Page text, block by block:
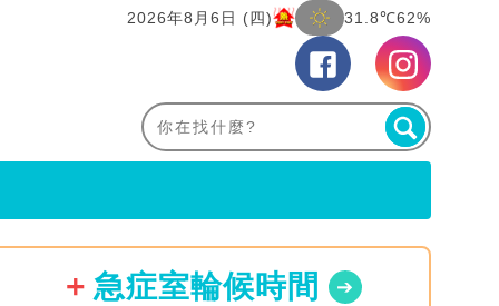
2026年8月6日 (四) 31.8℃62%
急症室輪候時間